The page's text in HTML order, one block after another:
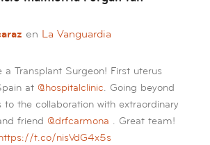
en La Vanguardia
a Transplant Surgeon! First uterus
at @hospitalclinic. Going beyond
to the collaboration with extraordinary
friend @drfcarmona . Great team!
t.co/nisVdG4x5s